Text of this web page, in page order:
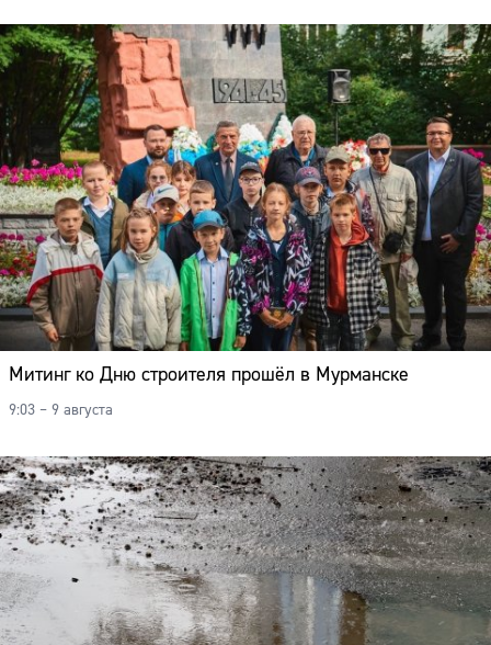
Митинг ко Дню строителя прошёл в Мурманске
9:03 – 9 августа